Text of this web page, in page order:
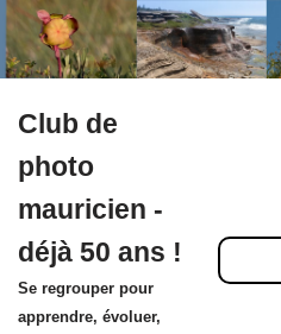
au
contenu
Club de
photo
mauricien -
déjà 50 ans !
Se regrouper pour
apprendre, évoluer,